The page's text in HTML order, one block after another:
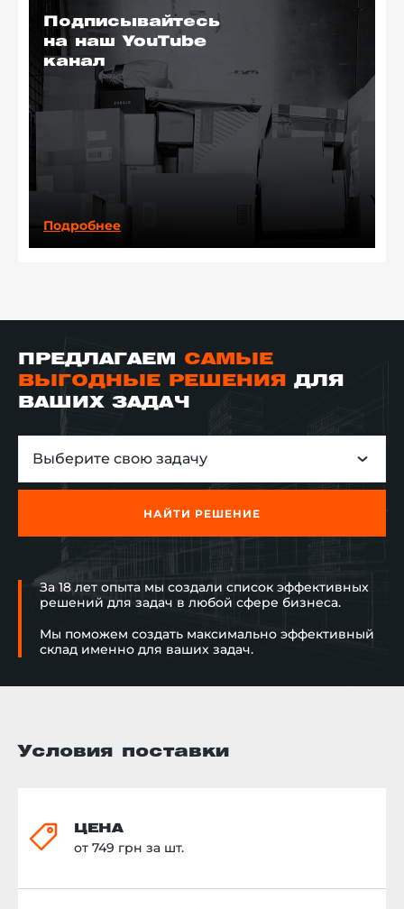
Подписывайтесь
на наш YouTube
канал
Подробнее
ПРЕДЛАГАЕМ САМЫЕ
ВЫГОДНЫЕ РЕШЕНИЯ
ДЛЯ
ВАШИХ ЗАДАЧ
Выберите свою задачу
НАЙТИ РЕШЕНИЕ
За 18 лет опыта мы создали список эффективных
решений для задач в любой сфере бизнеса.
Мы поможем создать максимально эффективный
склад именно для ваших задач.
Условия поставки
ЦЕНА
от 749 грн за шт.